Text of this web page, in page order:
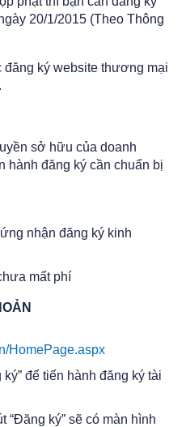
20/1/2015 (Theo Thông
ký website thương mại
sở hữu của doanh
hành đăng ký cần chuẩn bị
nhận đăng ký kinh
mất phí
HomePage.aspx
để tiến hành đăng ký tài
“Đăng ký” sẽ có màn hình